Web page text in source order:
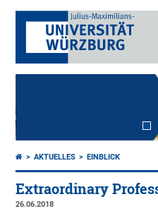
AKTUELLES EINBLICK
Extraordinary
26.06.2018